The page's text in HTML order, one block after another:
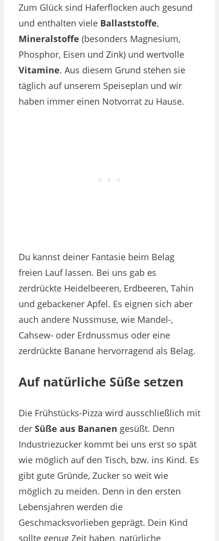
Zum Glück sind Haferflocken auch gesund
und enthalten viele Ballaststoffe,
Mineralstoffe (besonders Magnesium,
Phosphor, Eisen und Zink) und wertvolle
Vitamine. Aus diesem Grund stehen sie
täglich auf unserem Speiseplan und wir
haben immer einen Notvorrat zu Hause.
Du kannst deiner Fantasie beim Belag
freien Lauf lassen. Bei uns gab es
zerdrückte Heidelbeeren, Erdbeeren, Tahin
und gebackener Apfel. Es eignen sich aber
auch andere Nussmuse, wie Mandel-,
Cahsew- oder Erdnussmus oder eine
zerdrückte Banane hervorragend als Belag.
Auf natürliche Süße setzen
Die Frühstücks-Pizza wird ausschließlich mit
der Süße aus Bananen gesüßt. Denn
Industriezucker kommt bei uns erst so spät
wie möglich auf den Tisch, bzw. ins Kind. Es
gibt gute Gründe, Zucker so weit wie
möglich zu meiden. Denn in den ersten
Lebensjahren werden die
Geschmacksvorlieben geprägt. Dein Kind
sollte genug Zeit haben, natürliche